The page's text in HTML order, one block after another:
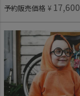
予約販売価格 ¥ 17,600